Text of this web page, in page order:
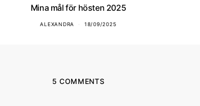
Mina mål för hösten 2025
ALEXANDRA 18/09/2025
5 COMMENTS